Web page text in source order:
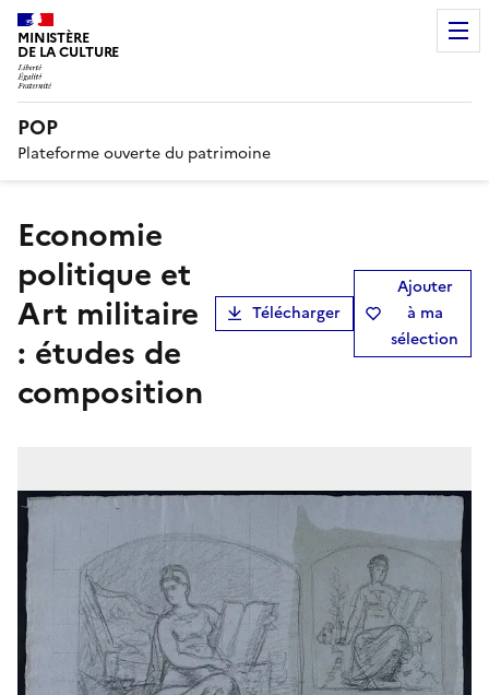
MINISTÈRE
DE LA CULTURE
POP
Plateforme ouverte du patrimoine
Economie
politique et
Art militaire
: études de
composition
Télécharger
Ajouter
à ma
sélection